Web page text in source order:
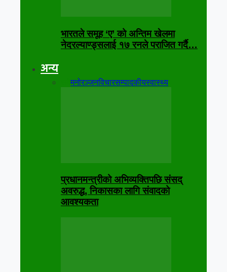
भारतले समूह ‘ए’ को अन्तिम खेलमा
नेदरल्याण्ड्सलाई १७ रनले पराजित गर्दै…
अन्य
सबैमनोरञ्जनविचारसम्पादकीयस्वास्थ्य
प्रधानमन्त्रीको अभिव्यक्तिपछि संसद्
अवरुद्ध, निकासका लागि संवादको
आवश्यकता